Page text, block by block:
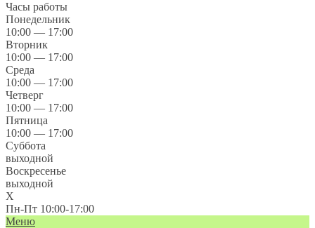
Часы работы
Понедельник
10:00 — 17:00
Вторник
10:00 — 17:00
Среда
10:00 — 17:00
Четверг
10:00 — 17:00
Пятница
10:00 — 17:00
Суббота
выходной
Воскресенье
выходной
X
Пн-Пт 10:00-17:00
Меню